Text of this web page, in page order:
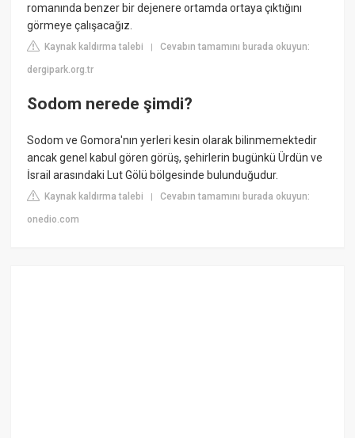
romanında benzer bir dejenere ortamda ortaya çıktığını
görmeye çalışacağız.
Kaynak kaldırma talebi |Cevabın tamamını burada okuyun:
dergipark.org.tr
Sodom nerede şimdi?
Sodom ve Gomora'nın yerleri kesin olarak bilinmemektedir
ancak genel kabul gören görüş, şehirlerin bugünkü Ürdün ve
İsrail arasındaki Lut Gölü bölgesinde bulunduğudur.
Kaynak kaldırma talebi |Cevabın tamamını burada okuyun:
onedio.com